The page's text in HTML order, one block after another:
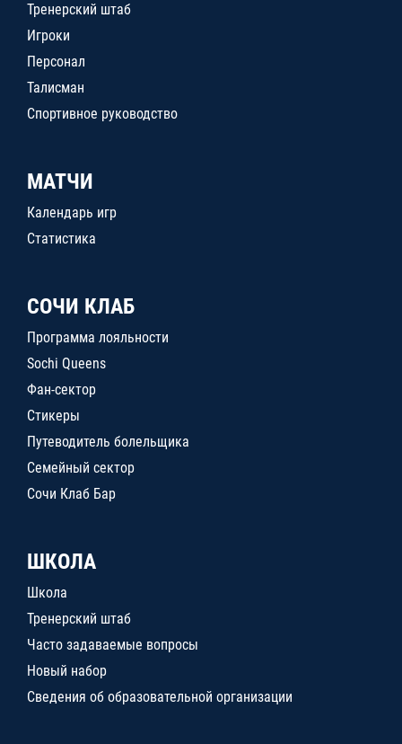
Тренерский штаб
Игроки
Персонал
Талисман
Спортивное руководство
МАТЧИ
Календарь игр
Статистика
СОЧИ КЛАБ
Программа лояльности
Sochi Queens
Фан-сектор
Стикеры
Путеводитель болельщика
Семейный сектор
Сочи Клаб Бар
ШКОЛА
Школа
Тренерский штаб
Часто задаваемые вопросы
Новый набор
Сведения об образовательной организации